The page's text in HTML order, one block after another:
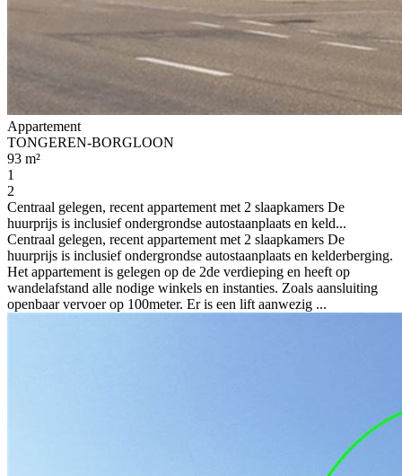
Appartement
TONGEREN-BORGLOON
93 m²
1
2
Centraal gelegen, recent appartement met 2 slaapkamers De
huurprijs is inclusief ondergrondse autostaanplaats en keld...
Centraal gelegen, recent appartement met 2 slaapkamers De
huurprijs is inclusief ondergrondse autostaanplaats en kelderberging.
Het appartement is gelegen op de 2de verdieping en heeft op
wandelafstand alle nodige winkels en instanties. Zoals aansluiting
openbaar vervoer op 100meter. Er is een lift aanwezig ...